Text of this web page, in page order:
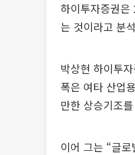
하이투자증권
는 것이라고 분
박상현 하이투
폭은 여타 산업
만한 상승기조
이어 그는 “글